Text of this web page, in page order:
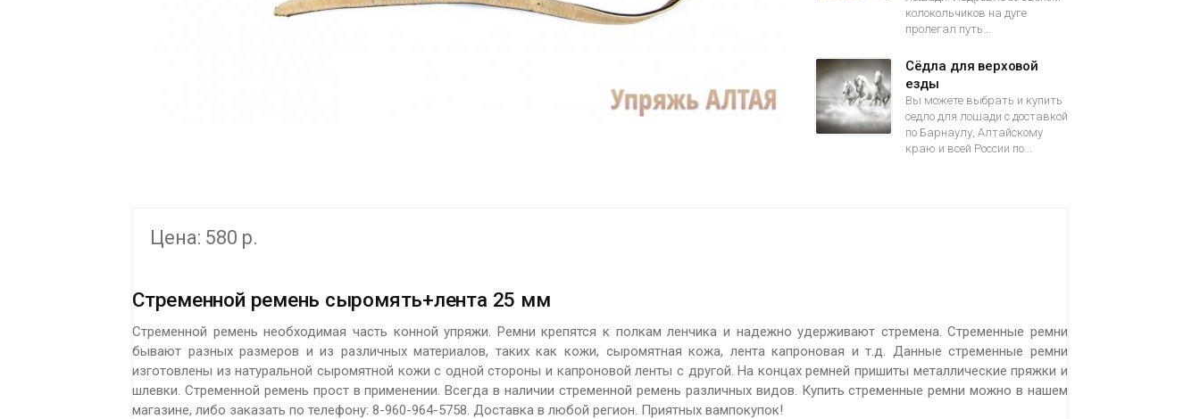
колокольчиков на дуге
пролегал путь...
Сёдла для верховой
езды
Вы можете выбрать и купить
седло для лошади с доставкой
по Барнаулу, Алтайскому
краю и всей России по...
Цена: 580 р.
Стременной ремень сыромять+лента 25 мм
Стременной ремень необходимая часть конной упряжи. Ремни крепятся к полкам ленчика и надежно удерживают стремена. Стременные ремни
бывают разных размеров и из различных материалов, таких как кожи, сыромятная кожа, лента капроновая и т.д. Данные стременные ремни
изготовлены из натуральной сыромятной кожи с одной стороны и капроновой ленты с другой. На концах ремней пришиты металлические пряжки и
шлевки. Стременной ремень прост в применении. Всегда в наличии стременной ремень различных видов. Купить стременные ремни можно в нашем
магазине, либо заказать по телефону: 8-960-964-5758. Доставка в любой регион. Приятных вампокупок!